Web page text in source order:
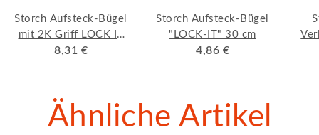
Storch Aufsteck-Bügel
mit 2K Griff LOCK IT
25mm
8,31 €
Storch Aufsteck-Bügel
"LOCK-IT" 30 cm
4,86 €
Ähnliche Artikel